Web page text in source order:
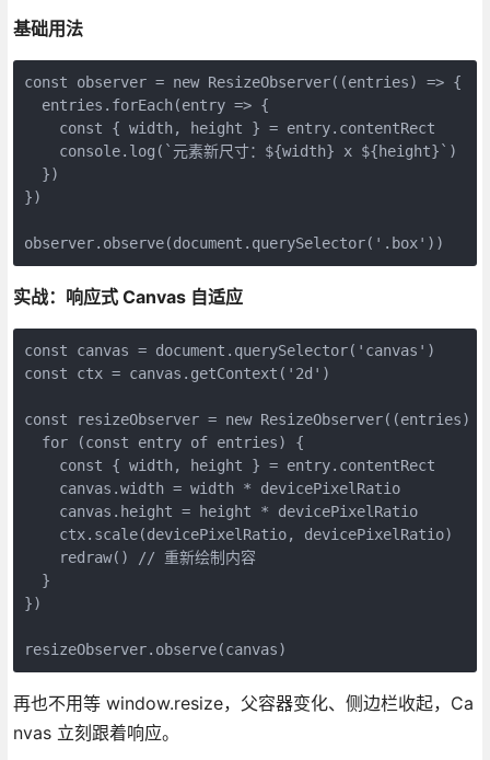
基础用法
const observer = new ResizeObserver((entries) => {
  entries.forEach(entry => {
    const { width, height } = entry.contentRect
    console.log(`元素新尺寸：${width} x ${height}`)
  })
})
observer.observe(document.querySelector('.box'))
实战：响应式 Canvas 自适应
const canvas = document.querySelector('canvas')
const ctx = canvas.getContext('2d')
const resizeObserver = new ResizeObserver((entries)
  for (const entry of entries) {
    const { width, height } = entry.contentRect
    canvas.width = width * devicePixelRatio
    canvas.height = height * devicePixelRatio
    ctx.scale(devicePixelRatio, devicePixelRatio)
    redraw() // 重新绘制内容
  }
})
resizeObserver.observe(canvas)
再也不用等 window.resize，父容器变化、侧边栏收起，Ca
nvas 立刻跟着响应。